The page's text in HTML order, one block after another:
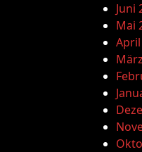
Juni
Mai